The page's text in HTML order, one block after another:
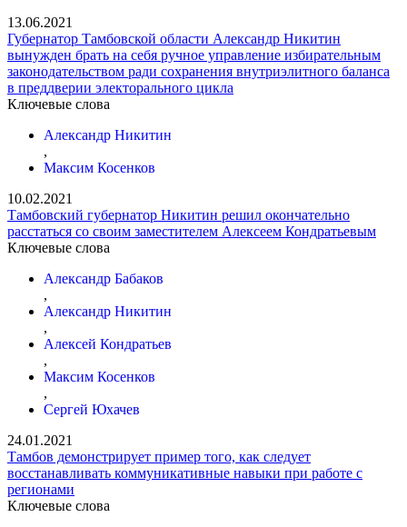
13.06.2021
Губернатор Тамбовской области Александр Никитин
вынужден брать на себя ручное управление избирательным
законодательством ради сохранения внутриэлитного баланса
в преддверии электорального цикла
Ключевые слова
Александр Никитин
,
Максим Косенков
10.02.2021
Тамбовский губернатор Никитин решил окончательно
расстаться со своим заместителем Алексеем Кондратьевым
Ключевые слова
Александр Бабаков
,
Александр Никитин
,
Алексей Кондратьев
,
Максим Косенков
,
Сергей Юхачев
24.01.2021
Тамбов демонстрирует пример того, как следует
восстанавливать коммуникативные навыки при работе с
регионами
Ключевые слова